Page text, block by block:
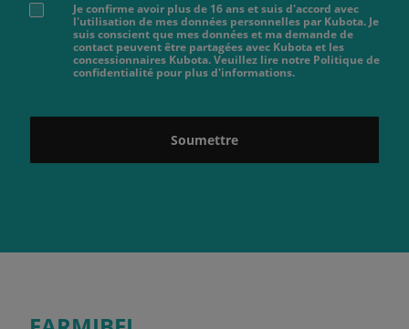
Je confirme avoir plus de 16 ans et suis d'accord avec
l'utilisation de mes données personnelles par Kubota. Je
suis conscient que mes données et ma demande de
contact peuvent être partagées avec Kubota et les
concessionnaires Kubota. Veuillez lire notre Politique de
confidentialité pour plus d'informations.
Soumettre